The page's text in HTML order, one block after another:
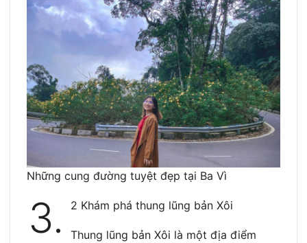
Những cung đường tuyệt đẹp tại Ba Vì
3. 2 Khám phá thung lũng bản Xôi
Thung lũng bản Xôi là một địa điểm